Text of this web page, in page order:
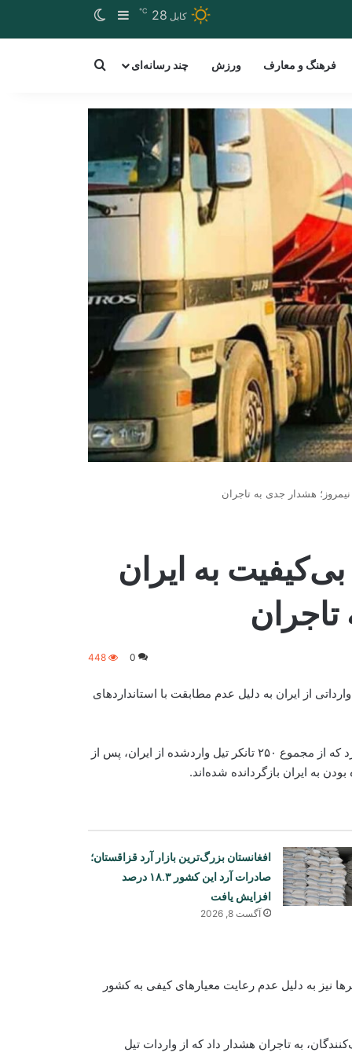
کابل 28
℃
Sidebar
فرهنگ و معارف ورزش چند رسانه‌ای for a word
تانکر تیل بی‌کیفیت به ایران
0
448
۱۵۳ تانکر تیل بی‌کیفیت وارداتی از ایران به دلیل عدم مطابقت با استانداردهای
قاری رحیم‌الله ساجد، سخن‌گوی والی نیمروز، روز سه‌شنبه اعلام کرد که از مجموع ۲۵۰ تانکر تیل واردشده از ایران، پس از
افغانستان بزرگ‌ترین بازار آرد قزاقستان؛
صادرات آرد این کشور ۱۸.۳ درصد
افزایش یافت
آگست 8, 2026
این تانکرها نیز به دلیل عدم رعایت معیارهای کیفی به کشور
به تاجران هشدار داد که از واردات تیل